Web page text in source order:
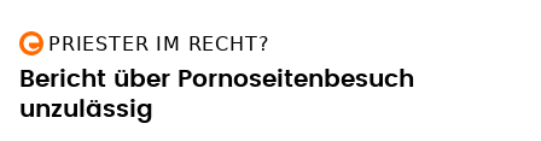
PRIESTER IM RECHT?
Bericht über Pornoseitenbesuch
unzulässig